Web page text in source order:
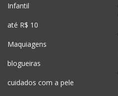
Infantil
até R$ 10
Maquiagens
blogueiras
cuidados com a pele